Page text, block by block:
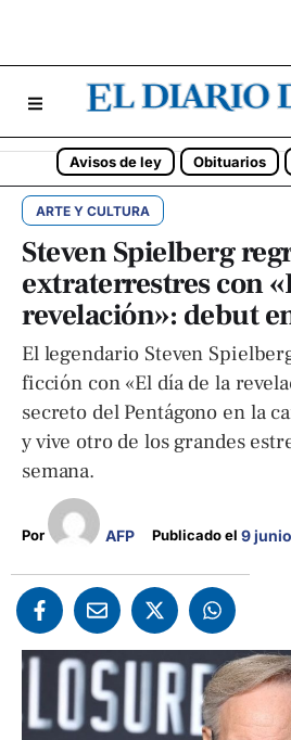
Avisos de ley Obituarios
ARTE Y CULTURA
Steven Spielberg
extraterrestres con
revelación»: debut
El legendario Steven
ficción con «El día de la
secreto del Pentágono en la
y vive otro de los grandes
semana.
Por AFP Publicado el 9